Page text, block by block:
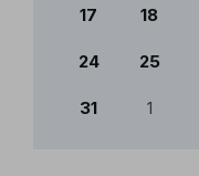
17 18
24 25
31 1